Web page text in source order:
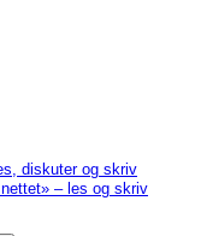
diskuter og skriv
– les og skriv